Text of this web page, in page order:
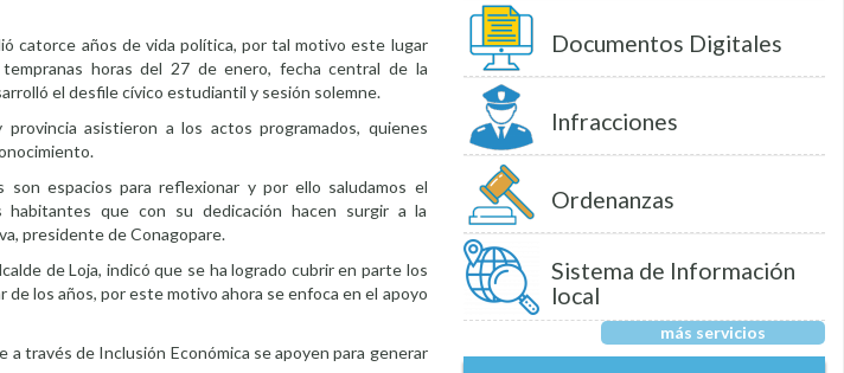
catorce años de vida política, por tal motivo este lugar
horas del 27 de enero, fecha central de la
el desfile cívico estudiantil y sesión solemne.
asistieron a los actos programados, quienes
son espacios para reflexionar y por ello saludamos el
habitantes que con su dedicación hacen surgir a la
presidente de Conagopare.
de Loja, indicó que se ha logrado cubrir en parte los
de los años, por este motivo ahora se enfoca en el apoyo
través de Inclusión Económica se apoyen para generar
Documentos Digitales
Infracciones
Ordenanzas
Sistema de Información
local
más servicios